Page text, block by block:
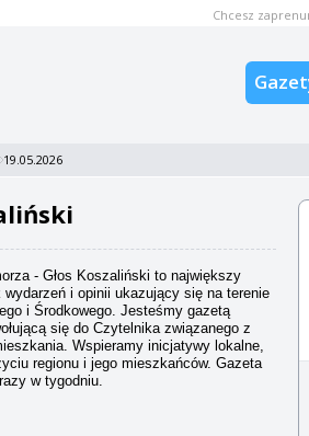
Chcesz
19.05.2026
- Głos Koszaliński to największy
wydarzeń i opinii ukazujący się na terenie
i Środkowego. Jesteśmy gazetą
się do Czytelnika związanego z
Wspieramy inicjatywy lokalne,
regionu i jego mieszkańców. Gazeta
w tygodniu.